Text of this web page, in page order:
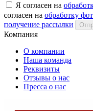
Я согласен на
согласен на обработку
получение рассылки
Компания
О компании
Наша команда
Реквизиты
Отзывы о нас
Пресса о нас